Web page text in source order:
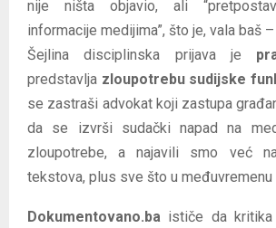
nije ništa objavio, ali
informacije medijima”, što je, vala baš
Šejlina disciplinska prijava je
predstavlja zloupotrebu sudijske
se zastraši advokat koji zastupa
da se izvrši sudački napad na
zloupotrebe, a najavili smo već
tekstova, plus sve što u međuvremenu
Dokumentovano.ba ističe da